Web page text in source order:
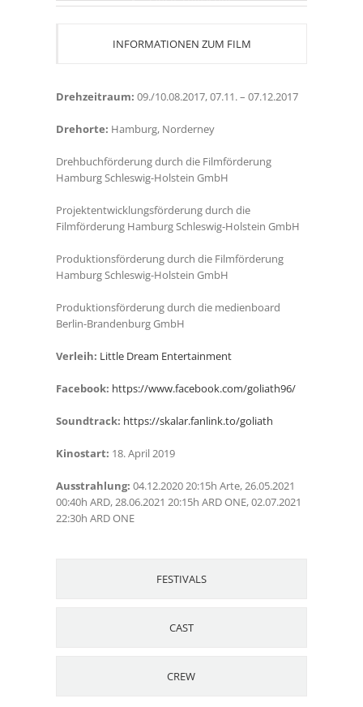
INFORMATIONEN ZUM FILM
Drehzeitraum: 09./10.08.2017, 07.11. – 07.12.2017
Drehorte: Hamburg, Norderney
Drehbuchförderung durch die Filmförderung
Hamburg Schleswig-Holstein GmbH
Projektentwicklungsförderung durch die
Filmförderung Hamburg Schleswig-Holstein GmbH
Produktionsförderungdurch die Filmförderung
Hamburg Schleswig-Holstein GmbH
Produktionsförderung durch die medienboard
Berlin-Brandenburg GmbH
Verleih: Little Dream Entertainment
Facebook: https://www.facebook.com/goliath96/
Soundtrack: https://skalar.fanlink.to/goliath
Kinostart: 18. April 2019
Ausstrahlung: 04.12.2020 20:15h Arte, 26.05.2021
00:40h ARD, 28.06.2021 20:15h ARD ONE, 02.07.2021
22:30h ARD ONE
FESTIVALS
CAST
CREW